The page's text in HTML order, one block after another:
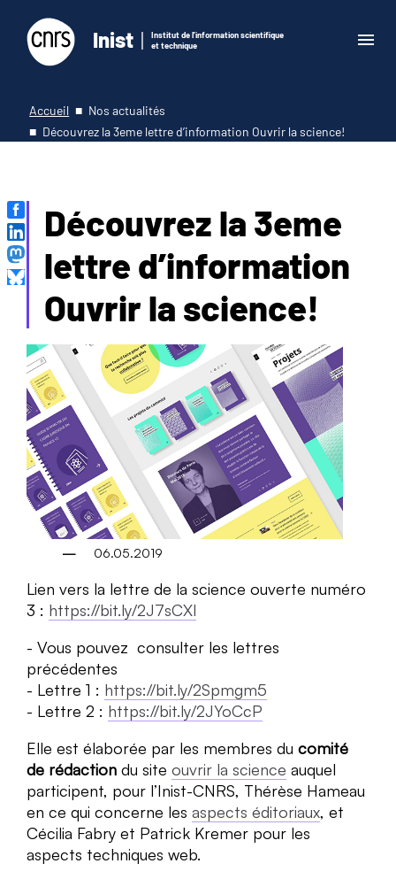
Inist
Institut de l'information scientifique
et technique
Accueil
Nos actualités
Découvrez la 3eme lettre d’information Ouvrir la science!
Découvrez la 3eme
lettre d’information
Ouvrir la science!
06.05.2019
Lien vers la lettre de la science ouverte numéro
3 : https://bit.ly/2J7sCXl
Vous pouvez consulter les lettres
précédentes
Lettre 1 : https://bit.ly/2Spmgm5
Lettre 2 : https://bit.ly/2JYoCcP
Elle est élaborée par les membres du comité
de rédaction du site ouvrir la science auquel
participent, pour l’Inist-CNRS, Thérèse Hameau
en ce qui concerne les aspects éditoriaux, et
Cécilia Fabry et Patrick Kremer pour les
aspects techniques web.